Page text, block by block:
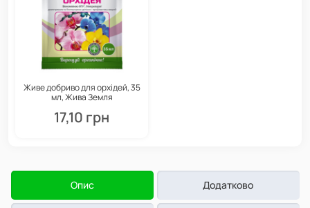
Живе добриво для орхідей, 35
мл, Жива Земля
17,10 грн
Опис Додатково